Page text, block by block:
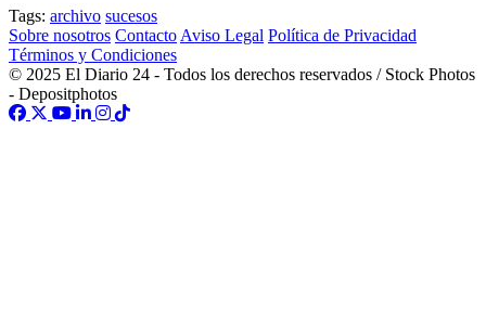
Tags: archivo sucesos
Sobre nosotros Contacto Aviso Legal Política de Privacidad
Términos y Condiciones
© 2025 El Diario 24 - Todos los derechos reservados / Stock Photos
- Depositphotos